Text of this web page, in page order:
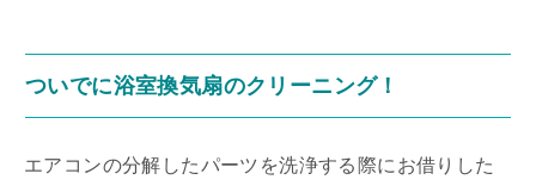
ついでに浴室換気扇のクリーニング！
エアコンの分解したパーツを洗浄する際にお借りした